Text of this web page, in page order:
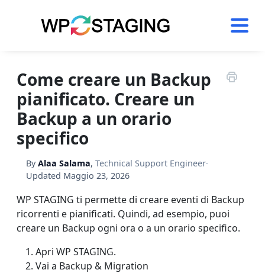
Come creare un Backup
pianificato. Creare un
Backup a un orario
specifico
ByAlaa Salama, Technical Support Engineer·
Updated Maggio 23, 2026
WP STAGING ti permette di creare eventi di Backup
ricorrenti e pianificati. Quindi, ad esempio, puoi
creare un Backup ogni ora o a un orario specifico.
Apri WP STAGING.
Vai a Backup & Migration